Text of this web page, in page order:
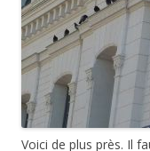
Voici de plus près. Il